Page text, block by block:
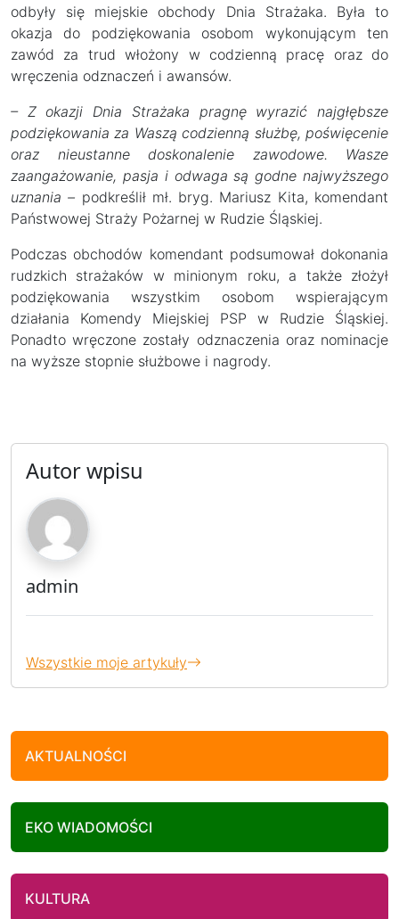
odbyły się miejskie obchody Dnia Strażaka. Była to
okazja do podziękowania osobom wykonującym ten
zawód za trud włożony w codzienną pracę oraz do
wręczenia odznaczeń i awansów.
– Z okazji Dnia Strażaka pragnę wyrazić najgłębsze
podziękowania za Waszą codzienną służbę, poświęcenie
oraz nieustanne doskonalenie zawodowe. Wasze
zaangażowanie, pasja i odwaga są godne najwyższego
uznania – podkreślił mł. bryg. Mariusz Kita, komendant
Państwowej Straży Pożarnej w Rudzie Śląskiej.
Podczas obchodów komendant podsumował dokonania
rudzkich strażaków w minionym roku, a także złożył
podziękowania wszystkim osobom wspierającym
działania Komendy Miejskiej PSP w Rudzie Śląskiej.
Ponadto wręczone zostały odznaczenia oraz nominacje
na wyższe stopnie służbowe i nagrody.
Autor wpisu
admin
Wszystkie moje artykuły
AKTUALNOŚCI
EKO WIADOMOŚCI
KULTURA